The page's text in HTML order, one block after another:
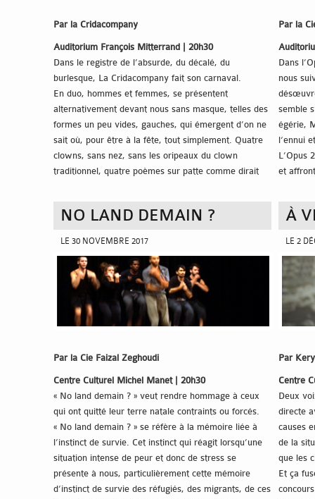
Par la Cridacompany
Auditorium François Mitterrand | 20h30
Dans le registre de l’absurde, du décalé, du
burlesque, La Cridacompany fait son carnaval.
En duo, hommes et femmes, se présentent
alternativement devant nous sans masque, telles des
formes un peu vides, gauches, qui émergent d’on ne
sait où, pour être à la fête, tout simplement. Quatre
clowns, sans nez, sans les oripeaux du clown
traditionnel, quatre poèmes sur patte comme dirait
Dans un style dépouillé, ils s’amusent à poser un
dérangeantes.
Par la
Dans
nous
semble
égérie,
l‘ennui
L’Opus
et
mûrit
qui
Les
NO LAND DEMAIN ?
LE 30 NOVEMBRE 2017
Par la Cie Faizal Zeghoudi
Centre Culturel Michel Manet | 20h30
« No land demain ? » veut rendre hommage à ceux
qui ont quitté leur terre natale contraints ou forcés.
« No land demain ? » se réfère à la mémoire liée à
l’instinct de survie. Cet instinct qui réagit lorsqu’une
situation intense de peur et donc de stress se
présente à nous, particulièrement cette mémoire
d’instinct de survie des réfugiés, des migrants, de ces
À
LE 2
Par
Centre
Deux
directe
causes
de la
que les
Et ça